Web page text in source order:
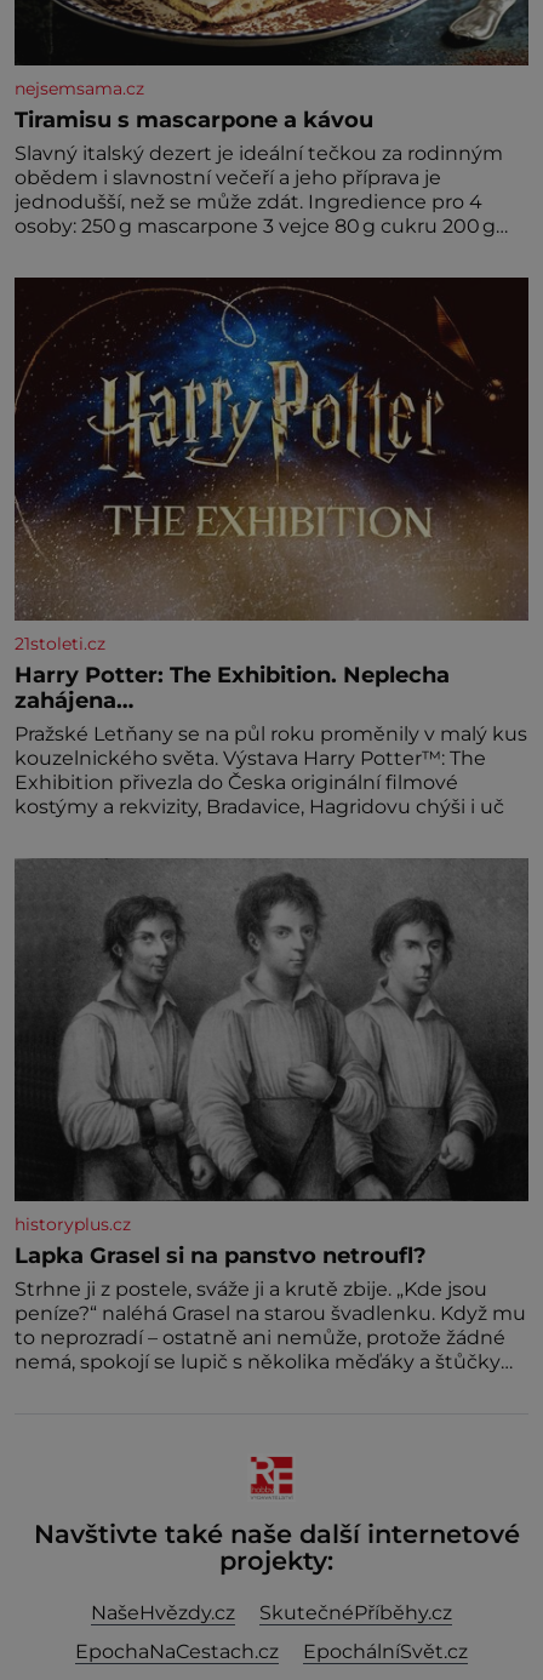
nejsemsama.cz
Tiramisu s mascarpone a kávou
Slavný italský dezert je ideální tečkou za rodinným
obědem i slavnostní večeří a jeho příprava je
jednodušší, než se může zdát. Ingredience pro 4
osoby: 250 g mascarpone 3 vejce 80 g cukru 200 g
amaretta kakao na posypání Postup: Oddělte
žloutky od bílků. Žloutky vyšlehejte s cukrem do
světlé pěny a postupně do nich vmíchejte
mascarpone, aby vznikl hladký
21stoleti.cz
Harry Potter: The Exhibition. Neplecha
zahájena…
Pražské Letňany se na půl roku proměnily v malý kus
kouzelnického světa. Výstava Harry Potter™: The
Exhibition přivezla do Česka originální filmové
kostýmy a rekvizity, Bradavice, Hagridovu chýši i uč
historyplus.cz
Lapka Grasel si na panstvo netroufl?
Strhne ji z postele, sváže ji a krutě zbije. „Kde jsou
peníze?“ naléhá Grasel na starou švadlenku. Když mu
to neprozradí – ostatně ani nemůže, protože žádné
nemá, spokojí se lupič s několika měďáky a štůčky
Navštivte také naše další internetové
projekty:
NašeHvězdy.cz
SkutečnéPříběhy.cz
EpochaNaCestach.cz
EpochálníSvět.cz